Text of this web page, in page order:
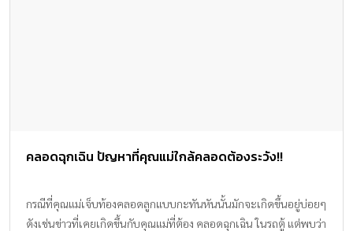
คลอดฉุกเฉิน ปัญหาที่คุณแม่ใกล้คลอดต้องระวัง!!
กรณีที่คุณแม่เจ็บท้องคลอดลูกแบบกะทันหันนั้นมักจะเกิดขึ้นอยู่บ่อยๆ
ดังเช่นข่าวที่เคยเกิดขึ้นกับคุณแม่ที่ต้อง คลอดฉุกเฉิน ในรถตู้ แต่พบว่า